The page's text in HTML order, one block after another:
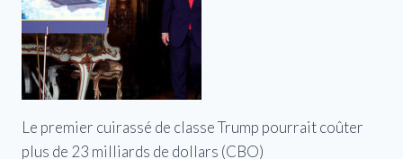
Le premier cuirassé de classe Trump pourrait coûter
plus de 23 milliards de dollars (CBO)